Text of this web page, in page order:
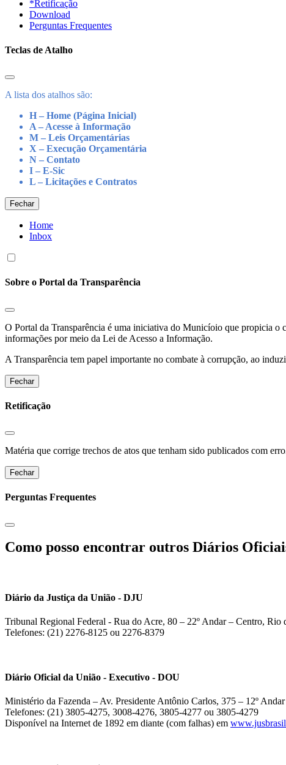
*Retificação
Download
Perguntas Frequentes
Teclas de Atalho
A lista dos atalhos são:
H – Home (Página Inicial)
A – Acesse à Informação
M – Leis Orçamentárias
X – Execução Orçamentária
N – Contato
I – E-Sic
L – Licitações e Contratos
Fechar
Home
Inbox
Sobre o Portal da Transparência
O Portal da Transparência é uma iniciativa do Municíoio que propicia o
informações por meio da Lei de Acesso a Informação.
A Transparência tem papel importante no combate à corrupção, ao
Fechar
Retificação
Matéria que corrige trechos de atos que tenham sido publicados com
Fechar
Perguntas Frequentes
Como posso encontrar outros Diários
Diário da Justiça da União - DJU
Tribunal Regional Federal - Rua do Acre, 80 – 22º Andar – Centro, Rio
Telefones: (21) 2276-8125 ou 2276-8379
Diário Oficial da União - Executivo - DOU
Ministério da Fazenda – Av. Presidente Antônio Carlos, 375 – 12º
Telefones: (21) 3805-4275, 3008-4276, 3805-4277 ou 3805-4279
Disponível na Internet de 1892 em diante (com falhas) em